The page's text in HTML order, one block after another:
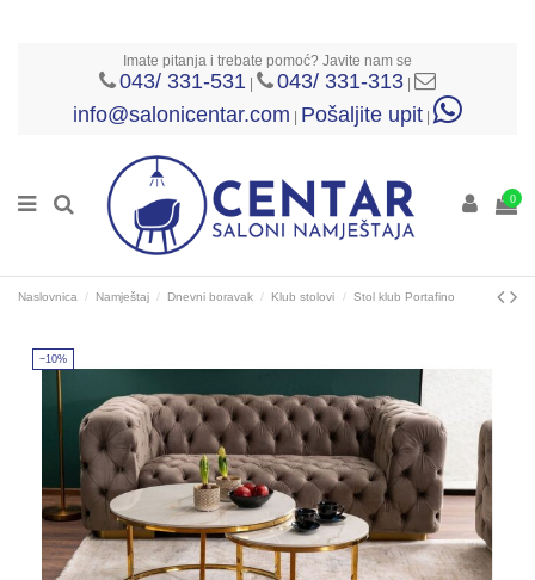
Imate pitanja i trebate pomoć? Javite nam se
043/ 331-531 | 043/ 331-313 |
info@salonicentar.com | Pošaljite upit |
0
Naslovnica Namještaj Dnevni boravak Klub stolovi Stol klub Portafino
−10%